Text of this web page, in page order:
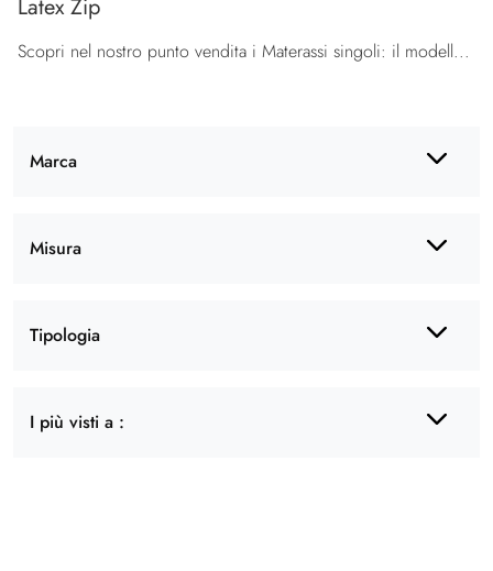
Marca
Misura
Tipologia
I più visti a :
Latex Zip
Scopri nel nostro punto vendita i Materassi singoli: il modello Latex Zip in lattice ti aspetta per assicurarti il relax totale.